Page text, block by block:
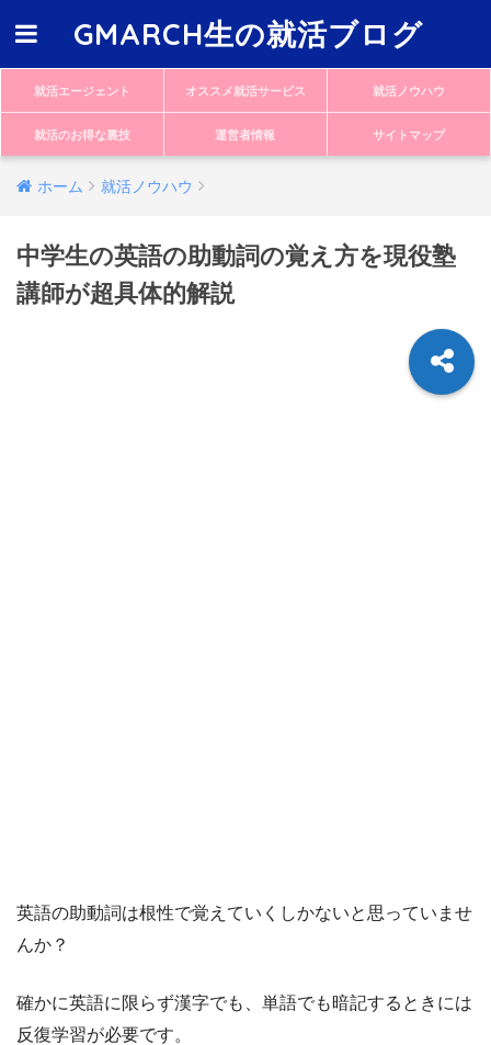
GMARCH生の就活ブログ
就活エージェント オススメ就活サービス 就活ノウハウ
就活のお得な裏技 運営者情報 サイトマップ
ホーム 就活ノウハウ
中学生の英語の助動詞の覚え方を現役塾
講師が超具体的解説
英語の助動詞は根性で覚えていくしかないと思っていませ
んか？
確かに英語に限らず漢字でも、単語でも暗記するときには
反復学習が必要です。